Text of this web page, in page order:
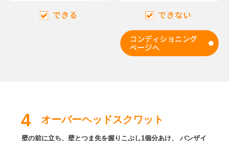
4 オーバーヘッドスクワット
壁の前に立ち、壁とつま先を握りこぶし1個分あけ、 バンザイ